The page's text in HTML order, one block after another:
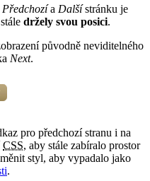
Předchozía Dalšístránku je
držely svou posici.
původně neviditelného
Next.
pro předchozí stranu i na
CSS, aby stále zabíralo prostor
styl, aby vypadalo jako
.